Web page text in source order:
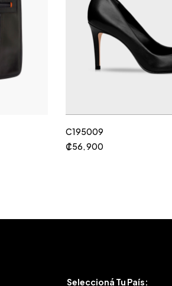
C195009
₡56, 900
Seleccioná Tu País: